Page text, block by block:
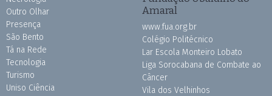
Outro Olhar
Presença
São Bento
Tá na Rede
Tecnologia
Turismo
Uniso Ciência
Amaral
www.fua.org.br
Colégio Politécnico
Lar Escola Monteiro Lobato
Liga Sorocabana de Combate ao
Câncer
Vila dos Velhinhos